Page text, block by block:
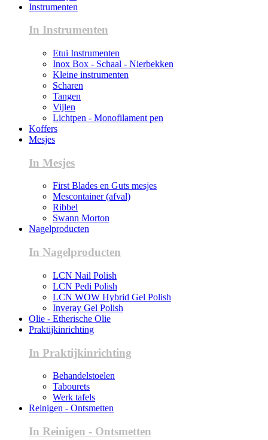
Instrumenten
In Instrumenten
Etui Instrumenten
Inox Box - Schaal - Nierbekken
Kleine instrumenten
Scharen
Tangen
Vijlen
Lichtpen - Monofilament pen
Koffers
Mesjes
In Mesjes
First Blades en Guts mesjes
Mescontainer (afval)
Ribbel
Swann Morton
Nagelproducten
In Nagelproducten
LCN Nail Polish
LCN Pedi Polish
LCN WOW Hybrid Gel Polish
Inveray Gel Polish
Olie - Etherische Olie
Praktijkinrichting
In Praktijkinrichting
Behandelstoelen
Tabourets
Werk tafels
Reinigen - Ontsmetten
In Reinigen - Ontsmetten